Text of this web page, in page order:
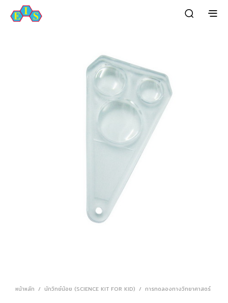
หน้าหลัก / นักวิทย์น้อย (SCIENCE KIT FOR KID) / การทดลองทางวิทยาศาสตร์